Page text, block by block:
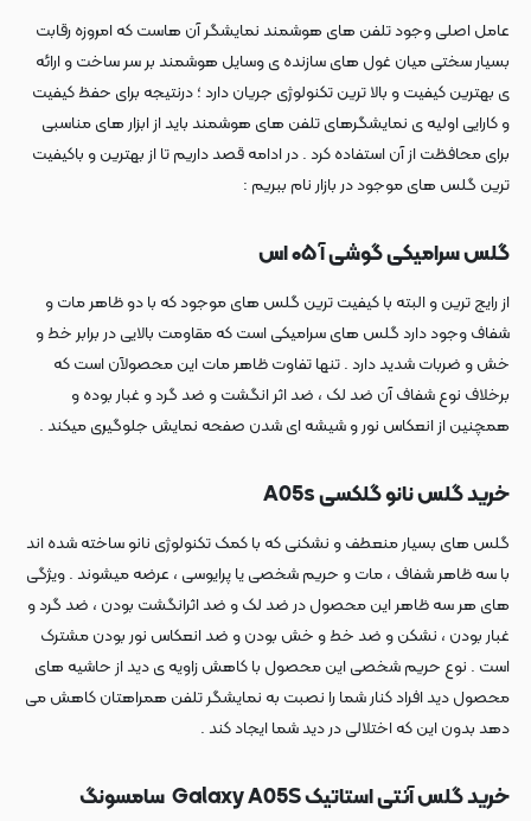
عامل اصلی وجود تلفن های هوشمند نمایشگر آن هاست که امروزه رقابت
بسیار سختی میان غول های سازنده ی وسایل هوشمند بر سر ساخت و ارائه
ی بهترین کیفیت و بالا ترین تکنولوژی جریان دارد ؛ درنتیجه برای حفظ کیفیت
و کارایی اولیه ی نمایشگرهای تلفن های هوشمند باید از ابزار های مناسبی
برای محافظت از آن استفاده کرد . در ادامه قصد داریم تا از بهترین و باکیفیت
ترین گلس های موجود در بازار نام ببریم :
گلس سرامیکی گوشی آ ۰۵ اس
از رایج ترین و البته با کیفیت ترین گلس های موجود که با دو ظاهر مات و
شفاف وجود دارد گلس های سرامیکی است که مقاومت بالایی در برابر خط و
خش و ضربات شدید دارد . تنها تفاوت ظاهر مات این محصولآن است که
برخلاف نوع شفاف آن ضد لک ، ضد اثر انگشت و ضد گرد و غبار بوده و
همچنین از انعکاس نور و شیشه ای شدن صفحه نمایش جلوگیری میکند .
خرید گلس نانو گلکسی A05s
گلس های بسیار منعطف و نشکنی که با کمک تکنولوژی نانو ساخته شده اند
با سه ظاهر شفاف ، مات و حریم شخصی یا پرایوسی ، عرضه میشوند . ویژگی
های هر سه ظاهر این محصول در ضد لک و ضد اثرانگشت بودن ، ضد گرد و
غبار بودن ، نشکن و ضد خط و خش بودن و ضد انعکاس نور بودن مشترک
است . نوع حریم شخصی این محصول با کاهش زاویه ی دید از حاشیه های
محصول دید افراد کنار شما را نصبت به نمایشگر تلفن همراهتان کاهش می
دهد بدون این که اختلالی در دید شما ایجاد کند .
خرید گلس آنتی استاتیک Galaxy A05S سامسونگ